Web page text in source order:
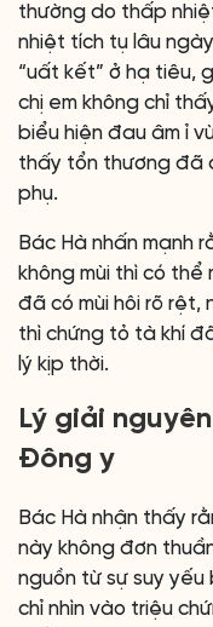
thường do thấp
nhiệt tích tụ lâu
“uất kết” ở hạ tiêu,
chị em không chỉ
biểu hiện đau âm ỉ
thấy tổn thương đã
phụ.
Bác Hà nhấn mạnh
không mùi thì có thể
đã có mùi hôi rõ
thì chứng tỏ tà khí
lý kịp thời.
Lý giải
Đông y
Bác Hà nhận thấy
này không đơn
nguồn từ sự suy
chỉ nhìn vào triệu